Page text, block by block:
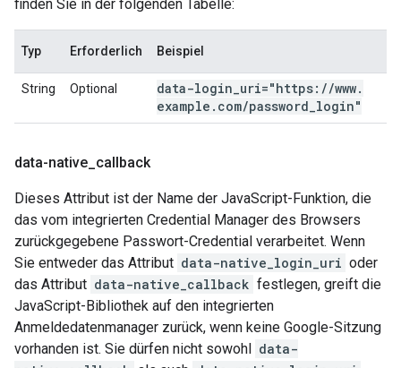
finden Sie in der folgenden Tabelle:
Typ Erforderlich Beispiel
String Optional data-login uri="https: //www.
example . com/password login"
data-native callback
Dieses Attribut ist der Name der JavaScript-Funktion, die
das vom integrierten Credential Manager des Browsers
zurückgegebene Passwort-Credential verarbeitet. Wenn
Sie entweder das Attribut data-native_login_uri oder
das Attribut data-native_callback festlegen, greift die
JavaScript-Bibliothek auf den integrierten
Anmeldedatenmanager zurück, wenn keine Google-Sitzung
vorhanden ist. Sie dürfen nicht sowohl data-